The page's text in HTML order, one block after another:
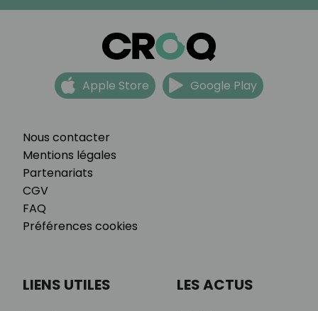
Nous contacter
Mentions légales
Partenariats
CGV
FAQ
Préférences cookies
Apple Store Google Play
LIENS UTILES LES ACTUS